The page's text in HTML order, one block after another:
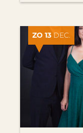
ZO 13 DEC.